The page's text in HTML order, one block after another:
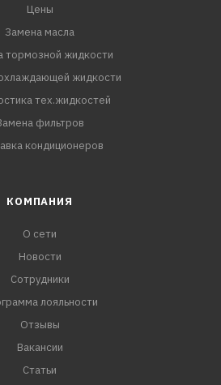
Цены
Замена масла
тормозной жидкости
жидкости
тех.жидкостей
фильтров
кондиционеров
КОМПАНИЯ
О сети
Новости
Сотрудники
лояльности
Отзывы
Вакансии
Статьи